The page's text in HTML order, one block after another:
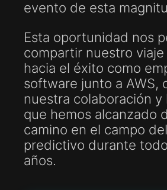
evento de esta
Esta oportunidad nos
compartir nuestro
hacia el éxito como
software junto a AWS,
nuestra colaboración y
que hemos alcanzado
camino en el campo
predictivo durante
años.